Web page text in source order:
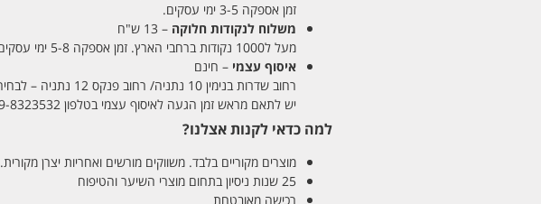
זמן אספקה 3-5 ימי עסקים.
משלוח לנקודות חלוקה – 13 ש"ח
מעל ל1000 נקודות ברחבי הארץ. זמן אספקה 5-8 ימי עסקים.
איסוף עצמי – חינם
רחוב שדרות בנימין 10 נתניה/ רחוב פנקס 12 נתניה – לבחירתכם
יש לתאם מראש זמן הגעה לאיסוף עצמי בטלפון 09-8323532
למה כדאי לקנות אצלנו?
מוצרים מקוריים בלבד. משווקים מורשים ואחריות יצרן מקורית.
25 שנות ניסיון בתחום מוצרי השיער והטיפוח
רכישה מאובטחת